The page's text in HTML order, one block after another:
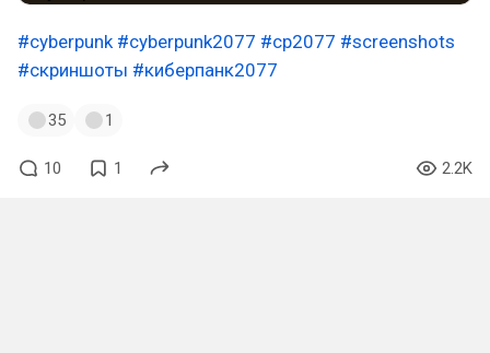
#cyberpunk #cyberpunk2077 #cp2077 #screenshots
#скриншоты #киберпанк2077
35 1
10 1 2.2K